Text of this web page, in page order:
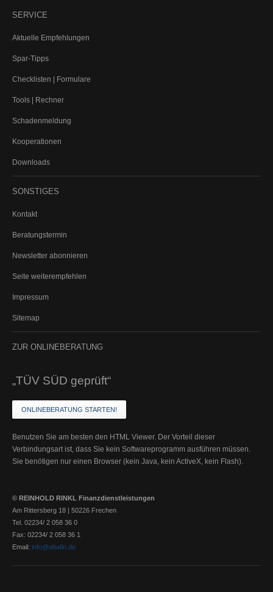
SERVICE
Aktuelle Empfehlungen
Spar-Tipps
Checklisten | Formulare
Tools | Rechner
Schadenmeldung
Kooperationen
Downloads
SONSTIGES
Kontakt
Beratungstermin
Newsletter abonnieren
Seite weiterempfehlen
Impressum
Sitemap
ZUR ONLINEBERATUNG
„TÜV SÜD geprüft“
ONLINEBERATUNG STARTEN!
Benutzen Sie am besten den HTML Viewer. Der Vorteil dieser
Verbindungsart ist, dass Sie kein Softwareprogramm ausführen müssen.
Sie benötigen nur einen Browser (kein Java, kein ActiveX, kein Flash).
© REINHOLD RINKL Finanzdienstleistungen
Am Rittersberg 18 | 50226 Frechen
Tel. 02234/ 2 058 36 0
Fax: 02234/ 2 058 36 1
Email: info@abafin.de